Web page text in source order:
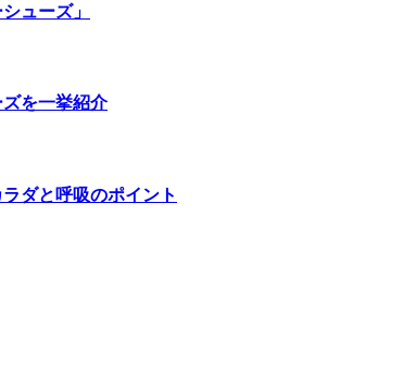
ューズ」
を一挙紹介
ダと呼吸のポイント